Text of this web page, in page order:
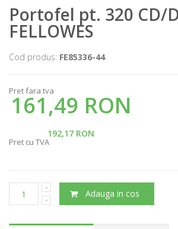
Portofel pt. 320 CD/
FELLOWES
Cod produs: FE85336-44
Pret fara tva
161,49 RON
192,17 RON
Pret cu TVA
Adauga in cos